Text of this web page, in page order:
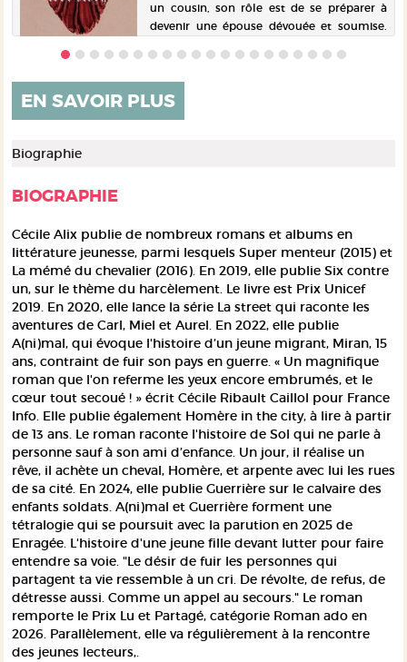
un cousin, son rôle est de se préparer à
devenir une épouse dévouée et soumise.
Passionnée de médecine et asp...
EN SAVOIR PLUS
Biographie
BIOGRAPHIE
Cécile Alix publie de nombreux romans et albums en
littérature jeunesse, parmi lesquels Super menteur (2015) et
La mémé du chevalier (2016). En 2019, elle publie Six contre
un, sur le thème du harcèlement. Le livre est Prix Unicef
2019. En 2020, elle lance la série La street qui raconte les
aventures de Carl, Miel et Aurel. En 2022, elle publie
A(ni)mal, qui évoque l'histoire d’un jeune migrant, Miran, 15
ans, contraint de fuir son pays en guerre. « Un magnifique
roman que l'on referme les yeux encore embrumés, et le
cœur tout secoué ! » écrit Cécile Ribault Caillol pour France
Info. Elle publie également Homère in the city, à lire à partir
de 13 ans. Le roman raconte l'histoire de Sol qui ne parle à
personne sauf à son ami d’enfance. Un jour, il réalise un
rêve, il achète un cheval, Homère, et arpente avec lui les rues
de sa cité. En 2024, elle publie Guerrière sur le calvaire des
enfants soldats. A(ni)mal et Guerrière forment une
tétralogie qui se poursuit avec la parution en 2025 de
Enragée. L'histoire d'une jeune fille devant lutter pour faire
entendre sa voie. "Le désir de fuir les personnes qui
partagent ta vie ressemble à un cri. De révolte, de refus, de
détresse aussi. Comme un appel au secours." Le roman
remporte le Prix Lu et Partagé, catégorie Roman ado en
2026. Parallèlement, elle va régulièrement à la rencontre
des jeunes lecteurs,.